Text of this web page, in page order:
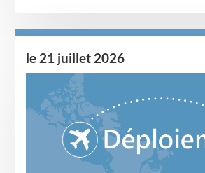
le 21 juillet 2026
Image